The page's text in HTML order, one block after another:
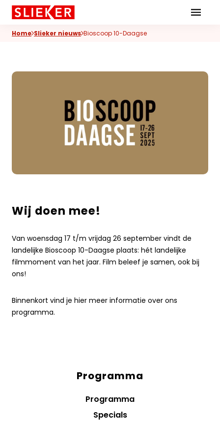
Skiplinks
Home Slieker nieuws Bioscoop 10-Daagse
Wij doen mee!
Van woensdag 17 t/m vrijdag 26 september vindt de
landelijke Bioscoop 10-Daagse plaats: hét landelijke
filmmoment van het jaar. Film beleef je samen, ook bij
ons!
Binnenkort vind je hier meer informatie over ons
programma.
Programma
Programma
Specials